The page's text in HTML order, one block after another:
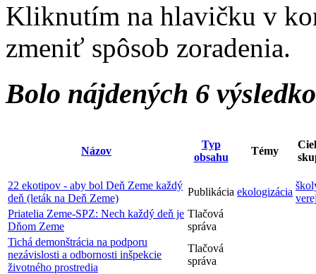
Kliknutím na hlavičku v
zmeniť spôsob zoradenia.
Bolo nájdených 6
Názov
Typ
obsahu
Témy
22 ekotipov - aby bol Deň Zeme každý
deň (leták na Deň Zeme)
Publikácia ekologizácia
Priatelia Zeme-SPZ: Nech každý deň je
Dňom Zeme
Tlačová
správa
Tichá demonštrácia na podporu
nezávislosti a odbornosti inšpekcie
životného prostredia
Tlačová
správa